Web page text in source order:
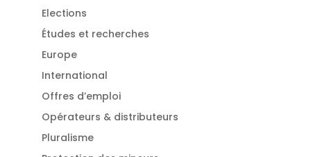
Elections
Études et recherches
Europe
International
Offres d’emploi
Opérateurs & distributeurs
Pluralisme